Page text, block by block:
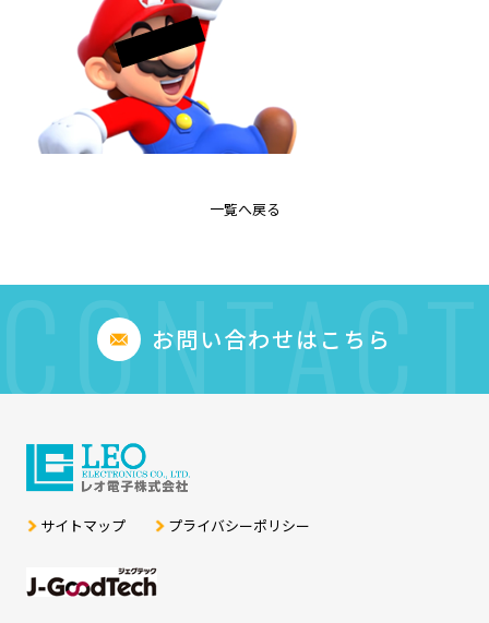
一覧へ戻る
お問い合わせはこちら
CONTACT
サイトマップ プライバシーポリシー